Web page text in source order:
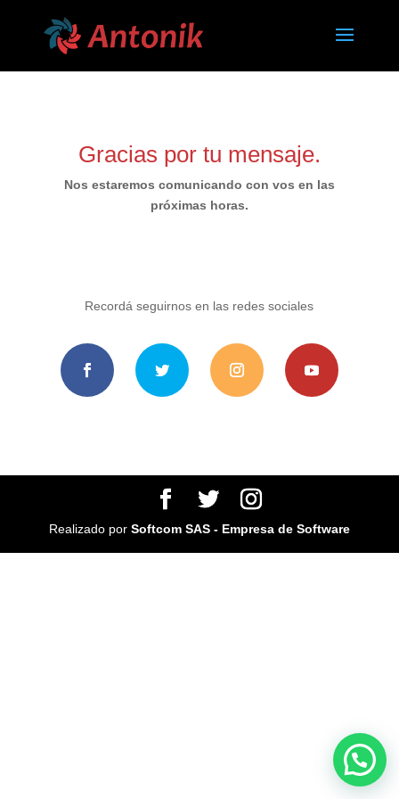
Gracias por tu mensaje.
Nos estaremos comunicando con vos en las
próximas horas.
Recordá seguirnos en las redes sociales
Realizado por Softcom SAS - Empresa de Software